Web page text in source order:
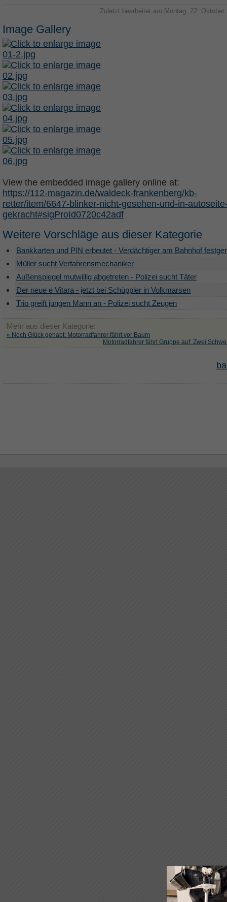
Zuletzt bearbeitet am Montag, 22. Oktober
Image Gallery
View the embedded image gallery online at:
https://112-magazin.de/waldeck-frankenberg/kb-
retter/item/6647-blinker-nicht-gesehen-und-in-
gekracht#sigProId0720c42adf
Weitere Vorschläge aus dieser Kategorie
Bankkarten und PIN erbeutet - Verdächtiger am Bahnhof
Müller sucht Verfahrensmechaniker
Außenspiegel mutwillig abgetreten - Polizei sucht Täter
Der neue e Vitara - jetzt bei Schüppler in Volkmarsen
Trio greift jungen Mann an - Polizei sucht Zeugen
Mehr aus dieser Kategorie:
« Noch Glück gehabt: Motorradfahrer fährt vor Baum
Motorradfahrer fährt Gruppe auf: Zwei